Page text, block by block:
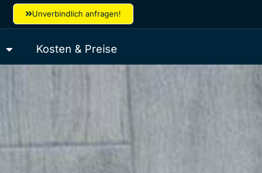
Unverbindlich anfragen!
Kosten & Preise